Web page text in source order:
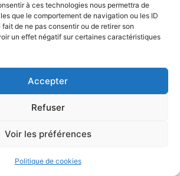
à ces technologies nous permettra de
que le comportement de navigation ou les ID
de ne pas consentir ou de retirer son
un effet négatif sur certaines caractéristiques
Accepter
Refuser
Voir les préférences
Politique de cookies
ConfidentialitéMentions légales